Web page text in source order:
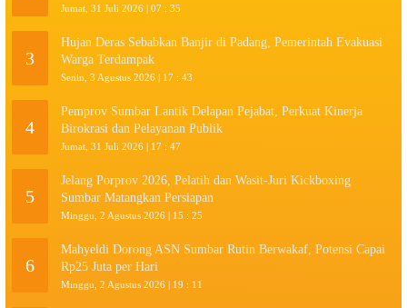
Jumat, 31 Juli 2026 | 07 : 35
3
Hujan Deras Sebabkan Banjir di Padang, Pemerintah Evakuasi
Warga Terdampak
Senin, 3 Agustus 2026 | 17 : 43
4
Pemprov Sumbar Lantik Delapan Pejabat, Perkuat Kinerja
Birokrasi dan Pelayanan Publik
Jumat, 31 Juli 2026 | 17 : 47
5
Jelang Porprov 2026, Pelatih dan Wasit-Juri Kickboxing
Sumbar Matangkan Persiapan
Minggu, 2 Agustus 2026 | 15 : 25
6
Mahyeldi Dorong ASN Sumbar Rutin Berwakaf, Potensi Capai
Rp25 Juta per Hari
Minggu, 2 Agustus 2026 | 19 : 11